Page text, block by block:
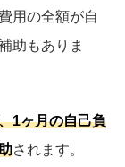
用の全額が自
助もありま
1ヶ月の自己負
されます。